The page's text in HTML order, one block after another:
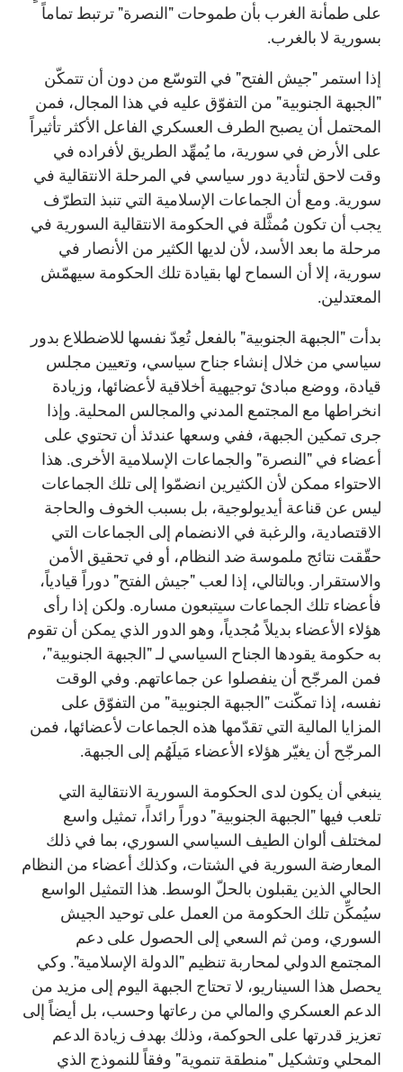
على طمأنة الغرب بأن طموحات "النصرة" ترتبط تماماً
بسورية لا بالغرب.
إذا استمر "جيش الفتح" في التوسّع من دون أن تتمكّن
"الجبهة الجنوبية" من التفوّق عليه في هذا المجال، فمن
المحتمل أن يصبح الطرف العسكري الفاعل الأكثر تأثيراً
على الأرض في سورية، ما يُمهِّد الطريق لأفراده في
وقت لاحق لتأدية دور سياسي في المرحلة الانتقالية في
سورية. ومع أن الجماعات الإسلامية التي تنبذ التطرّف
يجب أن تكون مُمثَّلة في الحكومة الانتقالية السورية في
مرحلة ما بعد الأسد، لأن لديها الكثير من الأنصار في
سورية، إلا أن السماح لها بقيادة تلك الحكومة سيهمّش
المعتدلين.
بدأت "الجبهة الجنوبية" بالفعل تُعِدّ نفسها للاضطلاع بدور
سياسي من خلال إنشاء جناح سياسي، وتعيين مجلس
قيادة، ووضع مبادئ توجيهية أخلاقية لأعضائها، وزيادة
انخراطها مع المجتمع المدني والمجالس المحلية. وإذا
جرى تمكين الجبهة، ففي وسعها عندئذ أن تحتوي على
أعضاء في "النصرة" والجماعات الإسلامية الأخرى. هذا
الاحتواء ممكن لأن الكثيرين انضمّوا إلى تلك الجماعات
ليس عن قناعة أيديولوجية، بل بسبب الخوف والحاجة
الاقتصادية، والرغبة في الانضمام إلى الجماعات التي
حقّقت نتائج ملموسة ضد النظام، أو في تحقيق الأمن
والاستقرار. وبالتالي، إذا لعب "جيش الفتح" دوراً قيادياً،
فأعضاء تلك الجماعات سيتبعون مساره. ولكن إذا رأى
هؤلاء الأعضاء بديلاً مُجدياً، وهو الدور الذي يمكن أن تقوم
به حكومة يقودها الجناح السياسي لـ "الجبهة الجنوبية"،
فمن المرجّح أن ينفصلوا عن جماعاتهم. وفي الوقت
نفسه، إذا تمكّنت "الجبهة الجنوبية" من التفوّق على
المزايا المالية التي تقدّمها هذه الجماعات لأعضائها، فمن
المرجّح أن يغيّر هؤلاء الأعضاء مَيلَهُم إلى الجبهة.
ينبغي أن يكون لدى الحكومة السورية الانتقالية التي
تلعب فيها "الجبهة الجنوبية" دوراً رائداً، تمثيل واسع
لمختلف ألوان الطيف السياسي السوري، بما في ذلك
المعارضة السورية في الشتات، وكذلك أعضاء من النظام
الحالي الذين يقبلون بالحلّ الوسط. هذا التمثيل الواسع
سيُمكِّن تلك الحكومة من العمل على توحيد الجيش
السوري، ومن ثم السعي إلى الحصول على دعم
المجتمع الدولي لمحاربة تنظيم "الدولة الإسلامية". وكي
يحصل هذا السيناريو، لا تحتاج الجبهة اليوم إلى مزيد من
الدعم العسكري والمالي من رعاتها وحسب، بل أيضاً إلى
تعزيز قدرتها على الحوكمة، وذلك بهدف زيادة الدعم
المحلي وتشكيل "منطقة تنموية" وفقاً للنموذج الذي